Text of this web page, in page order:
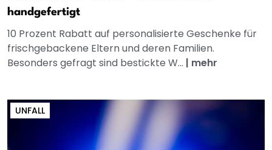
handgefertigt
10 Prozent Rabatt auf personalisierte Geschenke für
frischgebackene Eltern und deren Familien.
Besonders gefragt sind bestickte W... | mehr
UNFALL